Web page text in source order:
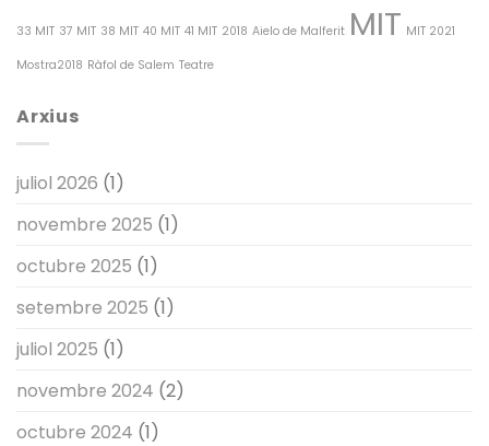
una
històrica
40
anys
33 MIT 37 MIT 38 MIT 40 MIT 41 MIT 2018 Aielo de Malferit MIT MIT 2021
Mostra2018 Ràfol de Salem Teatre
Arxius
juliol 2026 (1)
novembre 2025 (1)
octubre 2025 (1)
setembre 2025 (1)
juliol 2025 (1)
novembre 2024 (2)
octubre 2024 (1)